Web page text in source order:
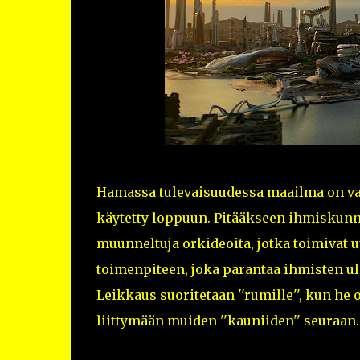
Hamassa tulevaisuudessa maailma on
käytetty loppuun. Pitääkseen
muunneltuja orkideoita, jotka toimivat
toimenpiteen, joka parantaa ihmisten
Leikkaus suoritetaan ''rumille'', kun he
liittymään muiden ''kauniiden'' seuraan.